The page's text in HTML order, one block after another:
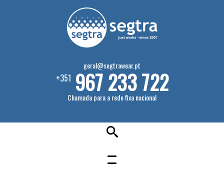
geral@segtrawear.pt
+351 967 233 722
Chamada para a rede fixa nacional